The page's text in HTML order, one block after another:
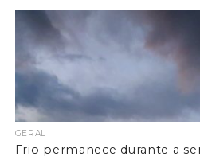
GERAL
Frio permanece durante a